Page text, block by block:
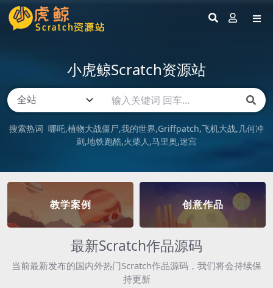
小虎鲸Scratch资源站
搜索热词 哪吒 植物大战僵尸 我的世界 Griffpatch 飞机大战 几何冲
刺 地铁跑酷 火柴人 马里奥 迷宫
教学案例 创意作品
最新Scratch作品源码
当前最新发布的国内外热门Scratch作品源码，我们将会持续保
持更新